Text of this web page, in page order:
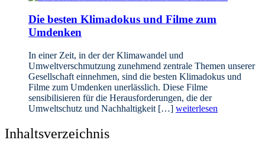
Die besten Klimadokus und Filme zum
Umdenken
In einer Zeit, in der der Klimawandel und
Umweltverschmutzung zunehmend zentrale Themen unserer
Gesellschaft einnehmen, sind die besten Klimadokus und
Filme zum Umdenken unerlässlich. Diese Filme
sensibilisieren für die Herausforderungen, die der
Umweltschutz und Nachhaltigkeit […] weiterlesen
Inhaltsverzeichnis